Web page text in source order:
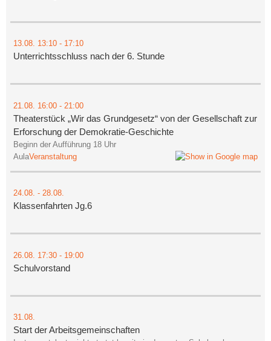
13.08. 13:10 - 17:10
Unterrichtsschluss nach der 6. Stunde
21.08. 16:00 - 21:00
Theaterstück „Wir das Grundgesetz“ von der Gesellschaft zur
Erforschung der Demokratie-Geschichte
Beginn der Aufführung 18 Uhr
AulaVeranstaltung
24.08. - 28.08.
Klassenfahrten Jg.6
26.08. 17:30 - 19:00
Schulvorstand
31.08.
Start der Arbeitsgemeinschaften